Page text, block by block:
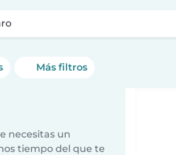
Más filtros
necesitas un
tiempo del que te